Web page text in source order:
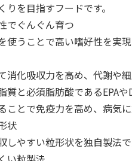
りを目指すフードです。
でぐんぐん育つ
使うことで高い嗜好性を実現
消化吸収力を高め、代謝や
質と必須脂肪酸であるEPAや
ことで免疫力を高め、病気
状
しやすい粒形状を独自製法で